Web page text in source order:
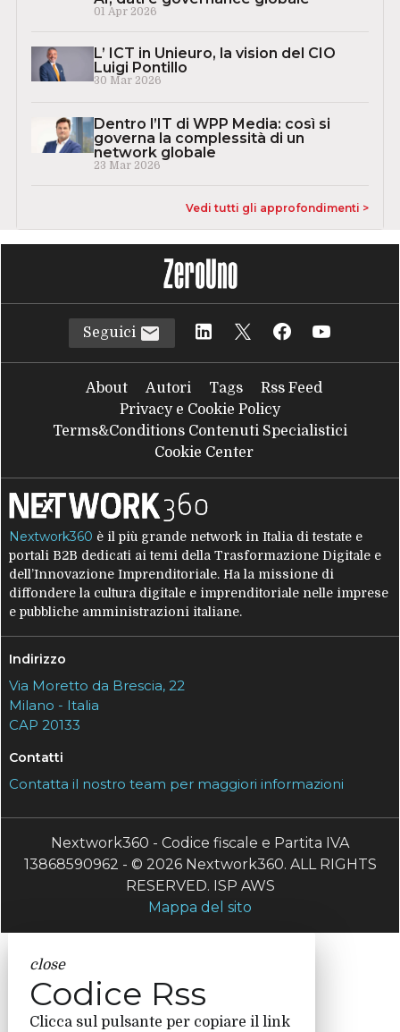
01 Apr 2026
L’ ICT in Unieuro, la vision del CIO
Luigi Pontillo
30 Mar 2026
Dentro l’IT di WPP Media: così si
governa la complessità di un
network globale
23 Mar 2026
Vedi tutti gli approfondimenti >
Seguici
About Autori Tags
Rss Feed
Privacy e Cookie Policy
Terms&Conditions Contenuti Specialistici
Cookie Center
Nextwork360 è il più grande network in Italia di testate e
portali B2B dedicati ai temi della Trasformazione Digitale e
dell’Innovazione Imprenditoriale. Ha la missione di
diffondere la cultura digitale e imprenditoriale nelle imprese
e pubbliche amministrazioni italiane.
Indirizzo
Via Moretto da Brescia, 22
Milano - Italia
CAP 20133
Contatti
Contatta il nostro team per maggiori informazioni
Nextwork360 - Codice fiscale e Partita IVA
13868590962 - © 2026 Nextwork360. ALL RIGHTS
RESERVED. ISP AWS
Mappa del sito
close
Codice Rss
Clicca sul pulsante per copiare il link